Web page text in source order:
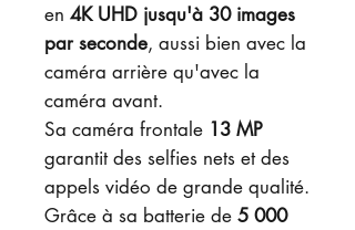
en 4K UHD jusqu'à 30 images
par seconde, aussi bien avec la
caméra arrière qu'avec la
caméra avant.
Sa caméra frontale 13 MP
garantit des selfies nets et des
appels vidéo de grande qualité.
Grâce à sa batterie de 5 000